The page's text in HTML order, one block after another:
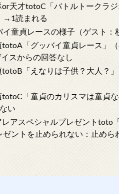
天才totoC「バトルトークラ
→1読まれる
イ童貞レースの様子（ゲスト：
「グッバイ童貞レース」
スからの回答なし
「えなりは子供？大人？
「童貞のカリスマは童貞
い
アスペシャルプレゼントtoto
ゼントを止められない：止め